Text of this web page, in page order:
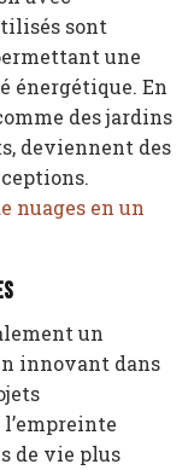
sont
une
énergétique. En
des jardins
deviennent des
nuages en un
un
innovant dans
de vie plus